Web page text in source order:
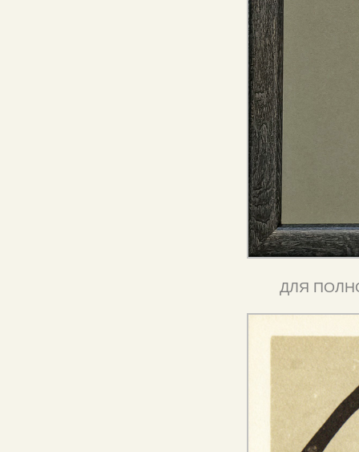
ДЛЯ